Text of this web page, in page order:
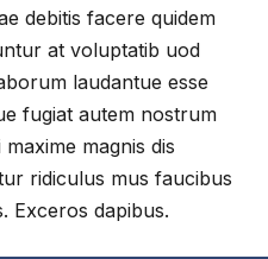
debitis facere quidem
at voluptatib uod
laudantue esse
fugiat autem nostrum
magnis dis
ridiculus mus faucibus
Exceros dapibus.